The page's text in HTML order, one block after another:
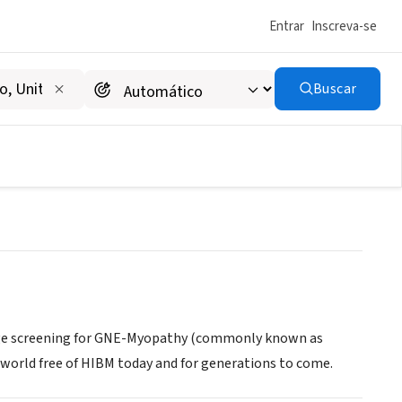
Entrar Inscreva-se
Buscar
screening for GNE-Myopathy (commonly known as
free of HIBM today and for generations to come.